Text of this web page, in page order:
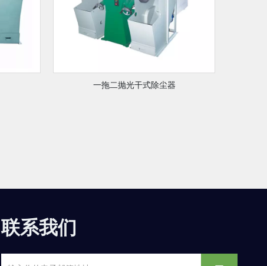
一拖二抛光干式除尘器
联系我们